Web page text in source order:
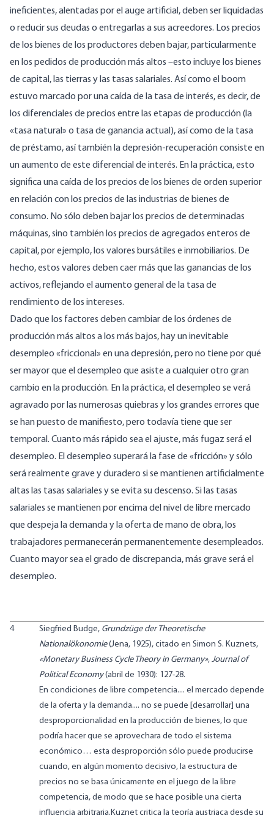
ineficientes, alentadas por el auge artificial, deben ser liquidadas
o reducir sus deudas o entregarlas a sus acreedores. Los precios
de los bienes de los productores deben bajar, particularmente
en los pedidos de producción más altos –esto incluye los bienes
de capital, las tierras y las tasas salariales. Así como el boom
estuvo marcado por una caída de la tasa de interés, es decir, de
los diferenciales de precios entre las etapas de producción (la
«tasa natural» o tasa de ganancia actual), así como de la tasa
de préstamo, así también la depresión-recuperación consiste en
un aumento de este diferencial de interés. En la práctica, esto
significa una caída de los precios de los bienes de orden superior
en relación con los precios de las industrias de bienes de
consumo. No sólo deben bajar los precios de determinadas
máquinas, sino también los precios de agregados enteros de
capital, por ejemplo, los valores bursátiles e inmobiliarios. De
hecho, estos valores deben caer más que las ganancias de los
activos, reflejando el aumento general de la tasa de
rendimiento de los intereses.
Dado que los factores deben cambiar de los órdenes de
producción más altos a los más bajos, hay un inevitable
desempleo «friccional» en una depresión, pero no tiene por qué
ser mayor que el desempleo que asiste a cualquier otro gran
cambio en la producción. En la práctica, el desempleo se verá
agravado por las numerosas quiebras y los grandes errores que
se han puesto de manifiesto, pero todavía tiene que ser
temporal. Cuanto más rápido sea el ajuste, más fugaz será el
desempleo. El desempleo superará la fase de «fricción» y sólo
será realmente grave y duradero si se mantienen artificialmente
altas las tasas salariales y se evita su descenso. Si las tasas
salariales se mantienen por encima del nivel de libre mercado
que despeja la demanda y la oferta de mano de obra, los
trabajadores permanecerán permanentemente desempleados.
Cuanto mayor sea el grado de discrepancia, más grave será el
desempleo.
4 Siegfried Budge, Grundzüge der Theoretische
Nationalökonomie(Jena, 1925), citado en Simon S. Kuznets,
«Monetary Business Cycle Theory in Germany», Journal of
Political Economy(abril de 1930): 127-28.
En condiciones de libre competencia.... el mercado depende
de la oferta y la demanda.... no se puede [desarrollar] una
desproporcionalidad en la producción de bienes, lo que
podría hacer que se aprovechara de todo el sistema
económico… esta desproporción sólo puede producirse
cuando, en algún momento decisivo, la estructura de
precios no se basa únicamente en el juego de la libre
competencia, de modo que se hace posible una cierta
influencia arbitraria.Kuznet critica la teoría austriaca desde su